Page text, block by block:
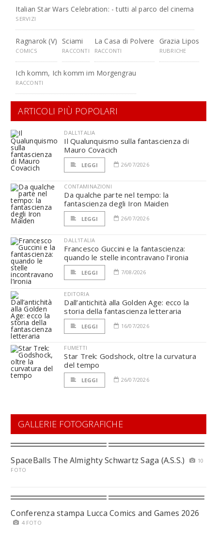
Italian Star Wars Celebration: - tutti al parco del cinema
SERVIZI
Ragnarok (V)
COMICS
Sciami
RACCONTI
La Casa di Polvere
RACCONTI
Grazia Lipos
RUBRICHE
Ich komm, Ich komm im Morgengrau
RACCONTI
ARTICOLI PIÙ POPOLARI
DALL'ITALIA
Il Qualunquismo sulla fantascienza di
Mauro Covacich
LEGGI 26/07/2026
CONTAMINAZIONI
Da qualche parte nel tempo: la
fantascienza degli Iron Maiden
LEGGI 26/07/2026
DALL'ITALIA
Francesco Guccini e la fantascienza:
quando le stelle incontravano l’ironia
LEGGI 7/08/2026
EDITORIA
Dall’antichità alla Golden Age: ecco la
storia della fantascienza letteraria
LEGGI 16/07/2026
FUMETTI
Star Trek: Godshock, oltre la curvatura
del tempo
LEGGI 26/07/2026
GALLERIE FOTOGRAFICHE
SpaceBalls The Almighty Schwartz Saga (A.S.S.)
10
FOTO
Conferenza stampa Lucca Comics and Games 2026
4 FOTO